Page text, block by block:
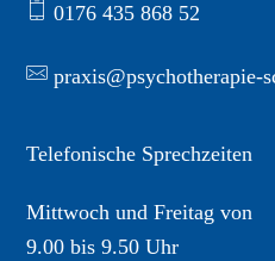
0176 435 868 52
praxis@psychotherapie-
Telefonische Sprechzeiten
Mittwoch und Freitag von
9.00 bis 9.50 Uhr